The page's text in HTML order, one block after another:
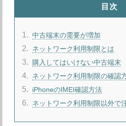
目次
1 中古端末の需要が増加
2 ネットワーク利用制限とは
3 購入してはいけない中古端末
4 ネットワーク利用制限の確認
5 iPhoneのIMEI確認方法
6 ネットワーク利用制限以外で